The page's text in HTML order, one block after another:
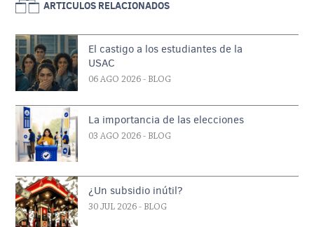
ARTICULOS RELACIONADOS
El castigo a los estudiantes de la
USAC
06 AGO 2026 - BLOG
La importancia de las elecciones
03 AGO 2026 - BLOG
¿Un subsidio inútil?
30 JUL 2026 - BLOG